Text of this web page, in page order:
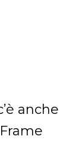
anche